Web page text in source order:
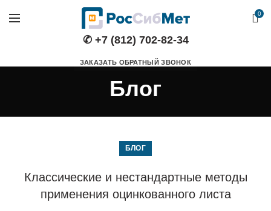
0
✆ +7 (812) 702-82-34
ЗАКАЗАТЬ ОБРАТНЫЙ ЗВОНОК
Блог
БЛОГ
Классические и нестандартные методы
применения оцинкованного листа